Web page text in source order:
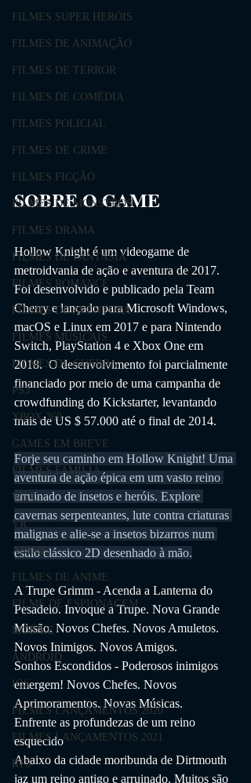
FILMES SUPER HERÓIS
FILMES DE ANIMAÇÃO
FILMES DE TERROR
FILMES DE COMÉDIA
FILMES POLICIAL
FILMES DE CRIME
FILMES FICÇÃO
FILMES DE MONSTROS
FILMES DRAMA
FILMES DE FANTASIA
FILMES ROMANCE
FILMES DE AVENTURA
FILMES MUSICAIS
FILMES DE GUERRA
PS3
XBOX 360
GAMES EM BREVE
FILMES FAMÍLIA
Wii U
VR
ANIME
FILMES DE ANIME
FILME DE ESPIONAGEM
MOBILE
ANDROID
IOS
FILMES LANÇAMENTOS 2020
FILMES LANÇAMENTOS 2021
RTS
SOBRE O GAME
Hollow Knight é um videogame de
metroidvania de ação e aventura de 2017.
Foi desenvolvido e publicado pela Team
Cherry e lançado para Microsoft Windows,
macOS e Linux em 2017 e para Nintendo
Switch, PlayStation 4 e Xbox One em
2018.  O desenvolvimento foi parcialmente
financiado por meio de uma campanha de
crowdfunding do Kickstarter, levantando
mais de US $ 57.000 até o final de 2014.
Forje seu caminho em Hollow Knight! Uma
aventura de ação épica em um vasto reino
arruinado de insetos e heróis. Explore
cavernas serpenteantes, lute contra criaturas
malignas e alie-se a insetos bizarros num
estilo clássico 2D desenhado à mão.
A Trupe Grimm - Acenda a Lanterna do
Pesadelo. Invoque a Trupe. Nova Grande
Missão. Novos Chefes. Novos Amuletos.
Novos Inimigos. Novos Amigos.
Sonhos Escondidos - Poderosos inimigos
emergem! Novos Chefes. Novos
Aprimoramentos. Novas Músicas.
Enfrente as profundezas de um reino
esquecido
Abaixo da cidade moribunda de Dirtmouth
jaz um reino antigo e arruinado. Muitos são